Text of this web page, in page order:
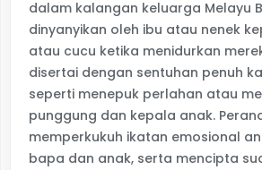
dalam kalangan keluarga Melayu
dinyanyikan oleh ibu atau nenek
atau cucu ketika menidurkan
disertai dengan sentuhan penuh
seperti menepuk perlahan atau
punggung dan kepala anak.
memperkukuh ikatan emosional
bapa dan anak, serta mencipta